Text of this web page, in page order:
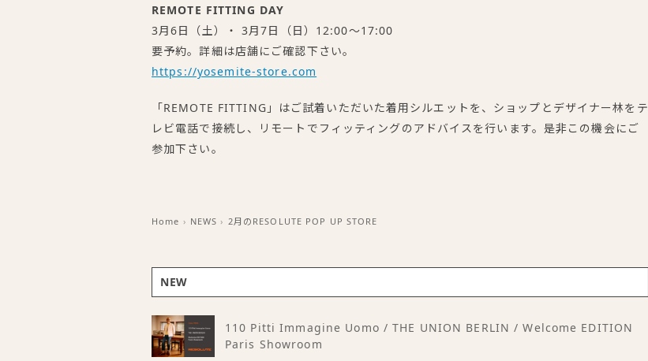
REMOTE FITTING DAY
3月6日（土）・ 3月7日（日）12:00〜17:00
要予約。詳細は店舗にご確認下さい。
https://yosemite-store.com
「REMOTE FITTING」はご試着いただいた着用シルエットを、ショップとデザイナー林をテ
レビ電話で接続し、リモートでフィッティングのアドバイスを行います。是非この機会にご
参加下さい。
Home › NEWS › 2月のRESOLUTE POP UP STORE
NEW
110 Pitti Immagine Uomo / THE UNION BERLIN / Welcome EDITION
Paris Showroom